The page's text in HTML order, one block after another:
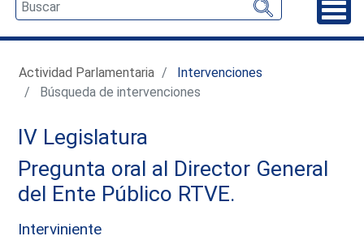
Actividad Parlamentaria
Intervenciones
Búsqueda de intervenciones
IV Legislatura
Pregunta oral al Director General
del Ente Público RTVE.
Interviniente